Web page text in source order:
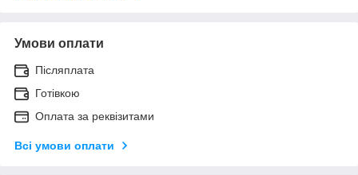
Умови оплати
Післяплата
Готівкою
Оплата за реквізитами
Всі умови оплати